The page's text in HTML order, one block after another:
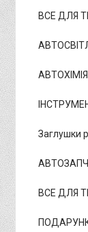
ВСЕ ДЛЯ
Заглушки
ВСЕ ДЛЯ